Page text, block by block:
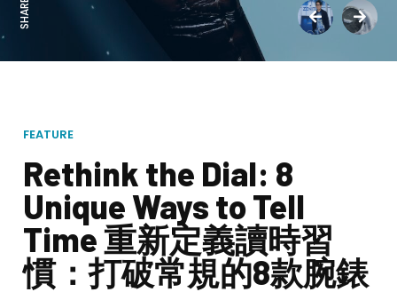
SHARE:
FEATURE
Rethink the Dial: 8
Unique Ways to Tell
Time 重新定義讀時習
慣：打破常規的8款腕錶